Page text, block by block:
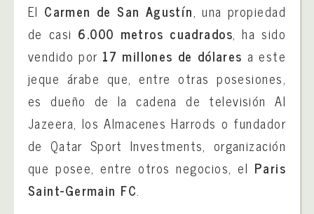
El Carmen de San Agustín, una propiedad
de casi 6.000 metros cuadrados, ha sido
vendido por 17 millones de dólares a este
jeque árabe que, entre otras posesiones,
es dueño de la cadena de televisión Al
Jazeera, los Almacenes Harrods o fundador
de Qatar Sport Investments, organización
que posee, entre otros negocios, el Paris
Saint-Germain FC.